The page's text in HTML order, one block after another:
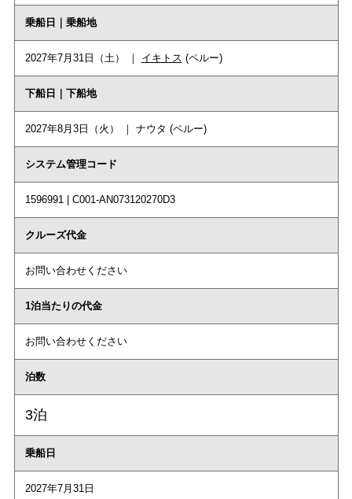
乗船日｜乗船地
2027年7月31日（土） ｜ イキトス (ペルー)
下船日｜下船地
2027年8月3日（火） ｜ ナウタ (ペルー)
システム管理コード
1596991 | C001-AN073120270D3
クルーズ代金
お問い合わせください
1泊当たりの代金
お問い合わせください
泊数
3泊
乗船日
2027年7月31日